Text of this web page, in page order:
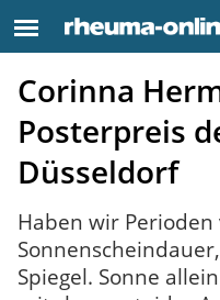
Corinna
Posterpreis
Düsseldorf
Haben wir
Spiegel. Sonne